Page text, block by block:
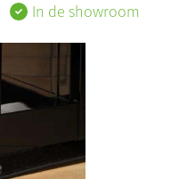
In de showroom